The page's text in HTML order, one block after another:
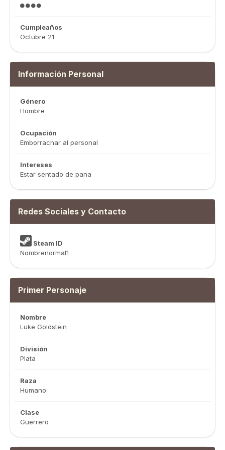
Cumpleaños
Octubre 21
Información Personal
Género
Hombre
Ocupación
Emborrachar al personal
Intereses
Estar sentado de pana
Redes Sociales y Contacto
Steam ID
Nombrenormal1
Primer Personaje
Nombre
Luke Goldstein
División
Plata
Raza
Humano
Clase
Guerrero